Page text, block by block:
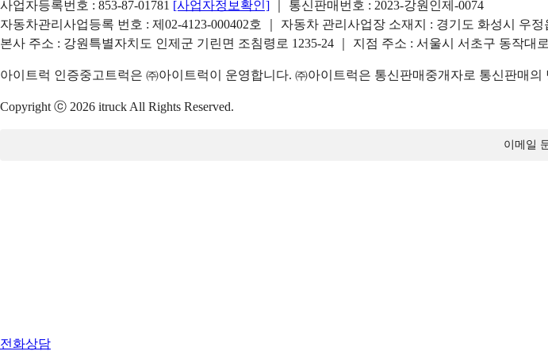
사업자등록번호 : 853-87-01781 [사업자정보확인]
｜ 통신판매번호 : 2023-강원인제-0074
자동차관리사업등록 번호 : 제02-4123-000402호 ｜ 자동차 관리사업장 소재지 : 경기도 화성시 우
본사 주소 : 강원특별자치도 인제군 기린면 조침령로 1235-24 ｜ 지점 주소 : 서울시 서초구 동작대
아이트럭 인증중고트럭은 ㈜아이트럭이 운영합니다. ㈜아이트럭은 통신판매중개자로 통신판매
Copyright ⓒ 2026 itruck All Rights Reserved.
이메일
전화상담